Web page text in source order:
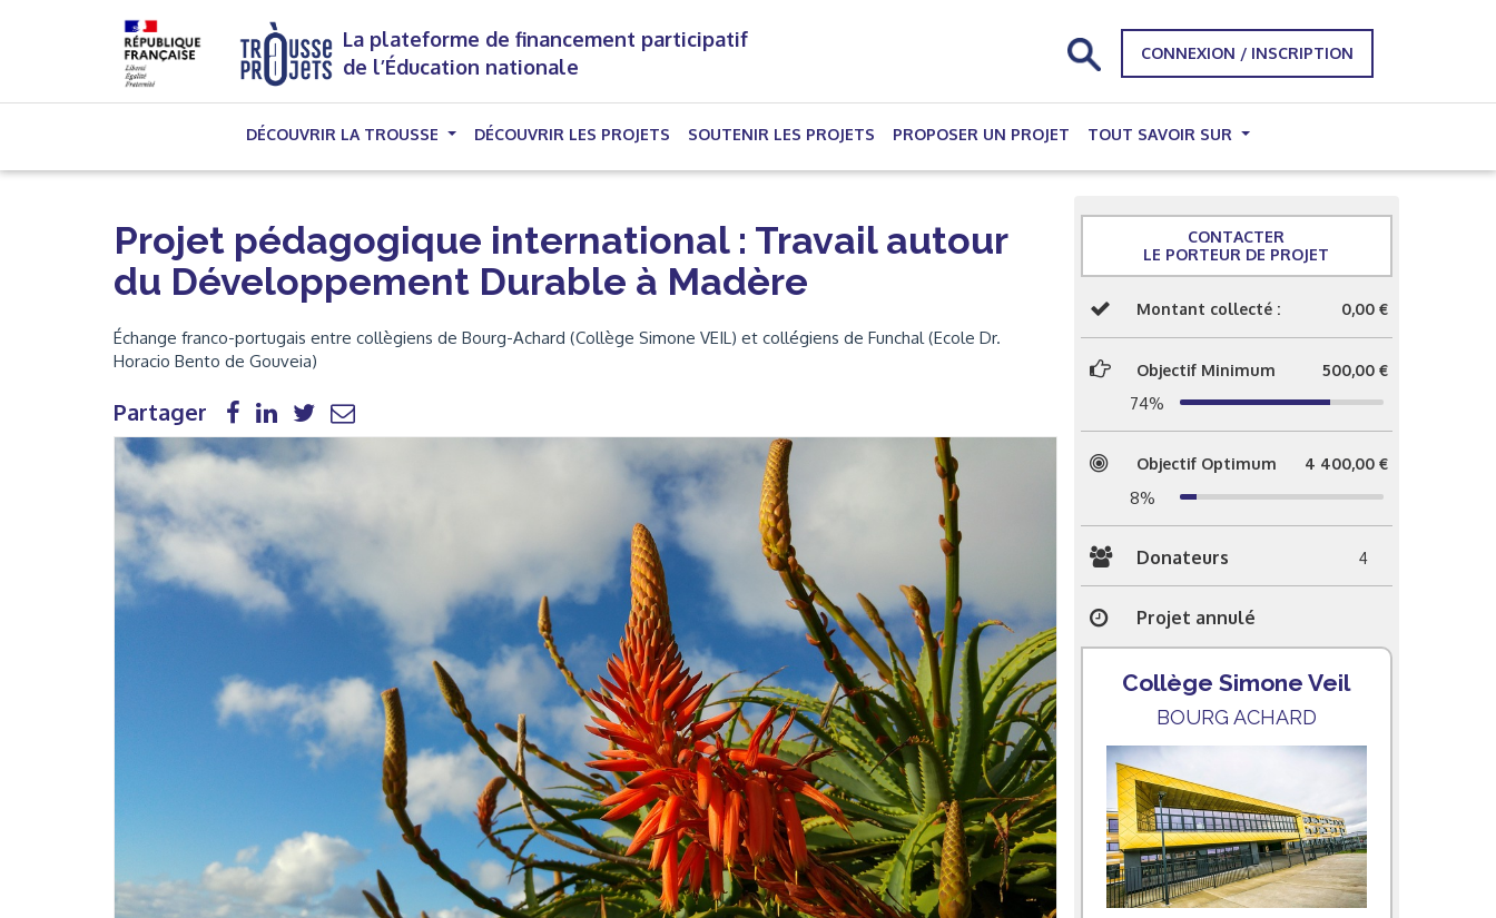
La plateforme de financement participatif
de l’Éducation nationale
CONNEXION / INSCRIPTION
DÉCOUVRIR LA TROUSSE DÉCOUVRIR LES PROJETS (CURRENT)
SOUTENIR LES PROJETS PROPOSER UN PROJET TOUT SAVOIR SUR
Projet pédagogique international : Travail autour
du Développement Durable à Madère
Échange franco-portugais entre collègiens de Bourg-Achard (Collège Simone VEIL) et collégiens de Funchal (Ecole Dr.
Horacio Bento de Gouveia)
Partager
CONTACTER
LE PORTEUR DE PROJET
Montant collecté : 0,00 €
Objectif Minimum 500,00 €
74%
Objectif Optimum 4 400,00 €
8%
Donateurs 4
Projet annulé
Collège Simone Veil
BOURG ACHARD